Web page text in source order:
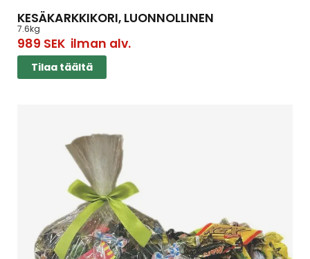
KESÄKARKKIKORI, LUONNOLLINEN
7.6kg
989 SEKilman alv.
Tilaa täältä